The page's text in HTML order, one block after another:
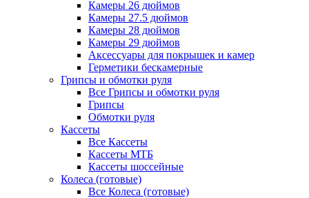
Камеры 26 дюймов
Камеры 27.5 дюймов
Камеры 28 дюймов
Камеры 29 дюймов
Аксессуары для покрышек и камер
Герметики бескамерные
Грипсы и обмотки руля
Все Грипсы и обмотки руля
Грипсы
Обмотки руля
Кассеты
Все Кассеты
Кассеты МТБ
Кассеты шоссейные
Колеса (готовые)
Все Колеса (готовые)